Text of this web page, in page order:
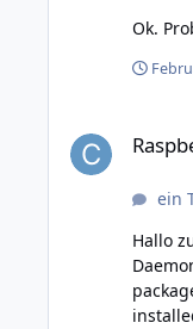
ein
Hallo zusammen, Mit einer frischen Raspberry Pi OS Installation (64-
Daemons. Ich bin dabei eurer Doku gefolgt (https://www.tinkerforge.com/en/doc/Hardware/Bricks/HAT_Brick.html). sudo